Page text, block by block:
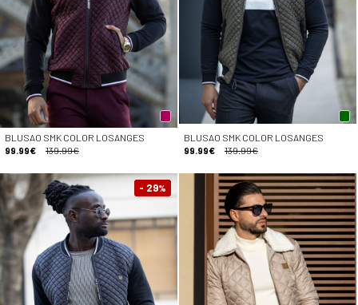
BLUSAO SMK COLOR LOSANGES
99.99€
139.99€
BLUSAO SMK COLOR LOSANGES
99.99€
139.99€
- 29%